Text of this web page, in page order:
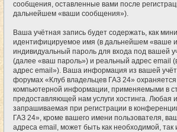
сообщения, оставленные вами после
дальнейшем «ваши сообщения»).
Ваша учётная запись будет содержать, как
идентифицируемое имя (в дальнейшем «ваше
индивидуальный пароль для входа под вашей
(далее «ваш пароль») и реальный адрес email
адрес email»). Ваша информация из вашей
форумах «Клуб владельцев ГАЗ 24»
компьютерной информации, применяемыми в
предоставляющей нам услуги хостинга. Любая
запрашиваемая при регистрации в
ГАЗ 24», кроме вашего имени пользователя,
адреса email, может быть как необходимой, так